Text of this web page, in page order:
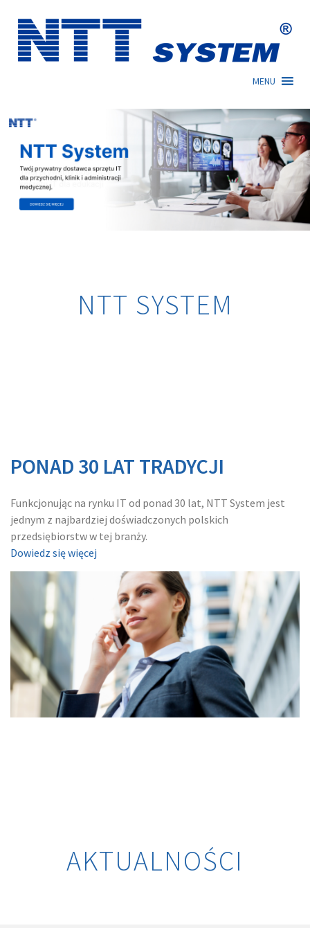
content
MENU
NTT SYSTEM
PONAD 30 LAT TRADYCJI
Funkcjonując na rynku IT od ponad 30 lat, NTT System jest
jednym z najbardziej doświadczonych polskich
przedsiębiorstw w tej branży.
Dowiedz się więcej
AKTUALNOŚCI